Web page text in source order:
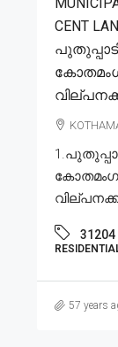
CENT
31204
57 years